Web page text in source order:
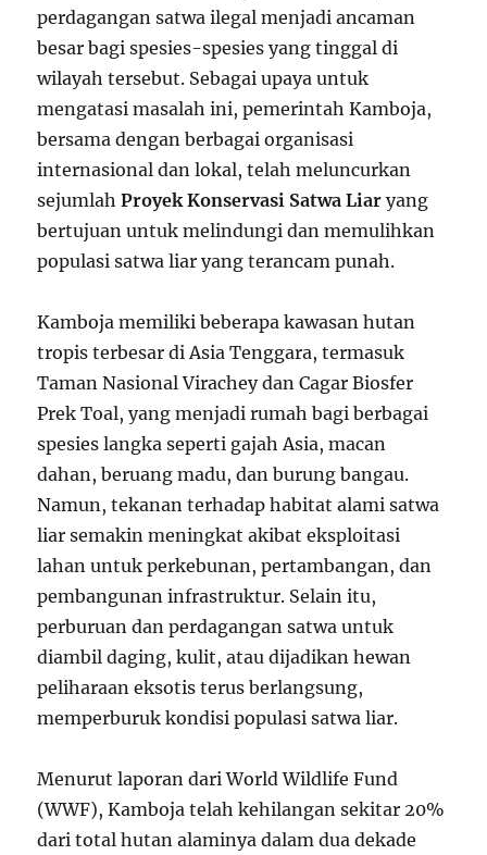
perdagangan satwa ilegal menjadi ancaman
besar bagi spesies-spesies yang tinggal di
wilayah tersebut. Sebagai upaya untuk
mengatasi masalah ini, pemerintah Kamboja,
bersama dengan berbagai organisasi
internasional dan lokal, telah meluncurkan
sejumlahProyek Konservasi Satwa Liar yang
bertujuan untuk melindungi dan memulihkan
populasi satwa liar yang terancam punah.
Kamboja memiliki beberapa kawasan hutan
tropis terbesar di Asia Tenggara, termasuk
Taman Nasional Virachey dan Cagar Biosfer
Prek Toal, yang menjadi rumah bagi berbagai
spesies langka seperti gajah Asia, macan
dahan, beruang madu, dan burung bangau.
Namun, tekanan terhadap habitat alami satwa
liar semakin meningkat akibat eksploitasi
lahan untuk perkebunan, pertambangan, dan
pembangunan infrastruktur. Selain itu,
perburuan dan perdagangan satwa untuk
diambil daging, kulit, atau dijadikan hewan
peliharaan eksotis terus berlangsung,
memperburuk kondisi populasi satwa liar.
Menurut laporan dari World Wildlife Fund
(WWF), Kamboja telah kehilangan sekitar 20%
dari total hutan alaminya dalam dua dekade